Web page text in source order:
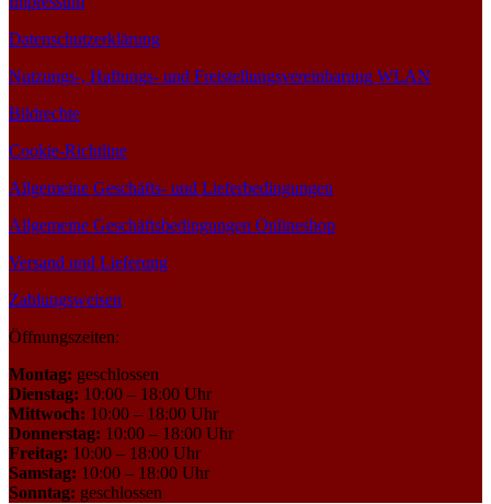
Datenschutzerklärung
Nutzungs-, Haftungs- und Freistellungsvereinbarung WLAN
Bildrechte
Cookie-Richtline
Allgemeine Geschäfts- und Lieferbedingungen
Allgemeine Geschäftsbedingungen Onlineshop
Versand und Lieferung
Zahlungsweisen
Öffnungszeiten:
Montag: geschlossen
Dienstag: 10:00 – 18:00 Uhr
Mittwoch: 10:00 – 18:00 Uhr
Donnerstag: 10:00 – 18:00 Uhr
Freitag: 10:00 – 18:00 Uhr
Samstag: 10:00 – 18:00 Uhr
Sonntag: geschlossen